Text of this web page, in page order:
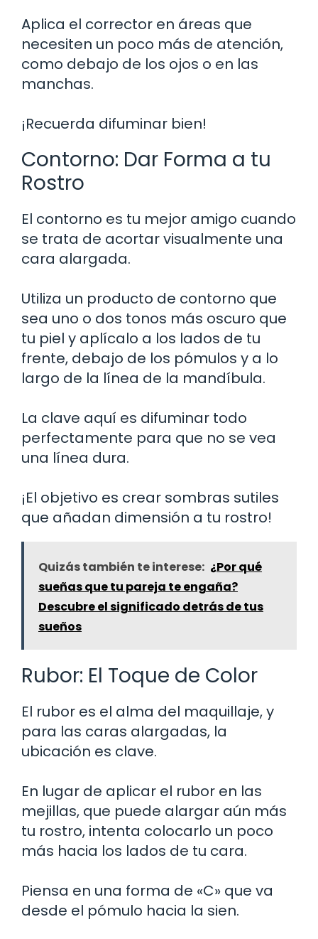
Aplica el corrector en áreas que
necesiten un poco más de atención,
como debajo de los ojos o en las
manchas.
¡Recuerda difuminar bien!
Contorno: Dar Forma a tu
Rostro
El contorno es tu mejor amigo cuando
se trata de acortar visualmente una
cara alargada.
Utiliza un producto de contorno que
sea uno o dos tonos más oscuro que
tu piel y aplícalo a los lados de tu
frente, debajo de los pómulos y a lo
largo de la línea de la mandíbula.
La clave aquí es difuminar todo
perfectamente para que no se vea
una línea dura.
¡El objetivo es crear sombras sutiles
que añadan dimensión a tu rostro!
Quizás también te interese: ¿Por qué
sueñas que tu pareja te engaña?
Descubre el significado detrás de tus
sueños
Rubor: El Toque de Color
El rubor es el alma del maquillaje, y
para las caras alargadas, la
ubicación es clave.
En lugar de aplicar el rubor en las
mejillas, que puede alargar aún más
tu rostro, intenta colocarlo un poco
más hacia los lados de tu cara.
Piensa en una forma de «C» que va
desde el pómulo hacia la sien.